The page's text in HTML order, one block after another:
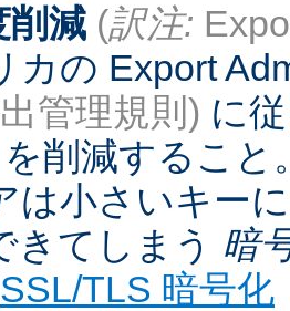
削減 (訳注:
カの Export
管理規則) に
削減すること
は小さいキー
きてしまう 暗
SSL/TLS 暗号化